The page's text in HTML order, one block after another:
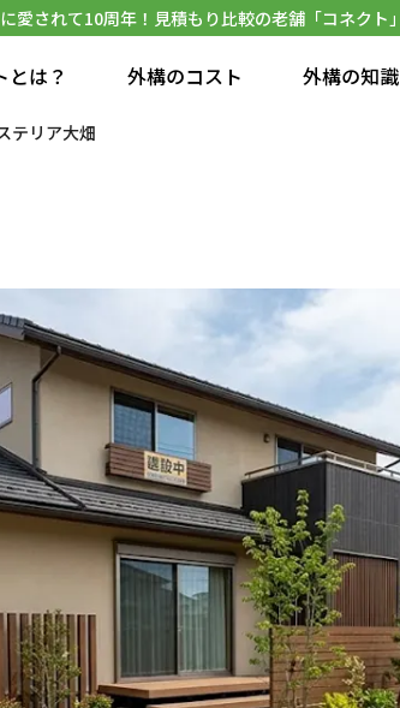
愛されて10周年！見積もり比較の老舗「コネクト」
とは？ 外構のコスト 外構の知識
テリア大畑